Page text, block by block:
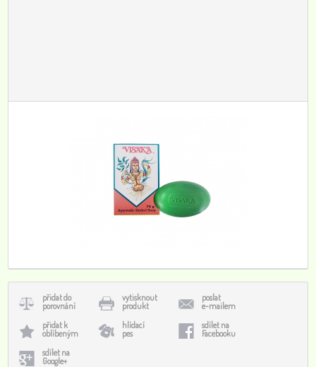
přidat do
porovnání
vytisknout
produkt
poslat
e-mailem
přidat k
oblíbeným
hlídací
pes
sdílet na
Facebooku
sdílet na
Google+